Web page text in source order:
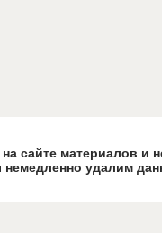
сайте материалов и
удалим